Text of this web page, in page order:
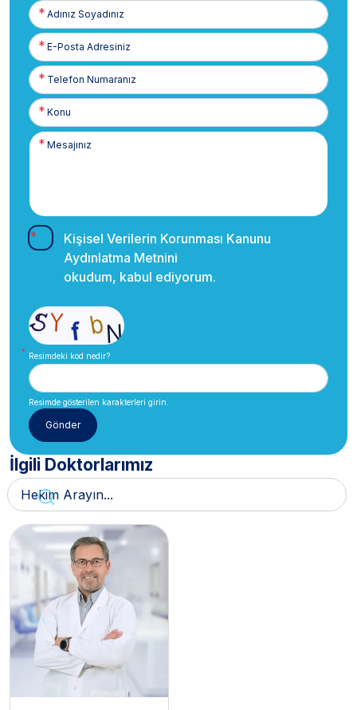
Adınız
Soyadınız
E-
Posta
Telefon
Numaranız
Kişisel Verilerin Korunması Kanunu
Aydınlatma Metnini
okudum, kabul ediyorum.
Resimdeki kod nedir?
Resimde gösterilen karakterleri girin.
İlgili Doktorlarımız